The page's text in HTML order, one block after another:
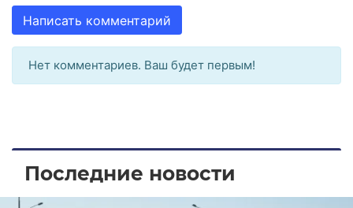
Написать комментарий
Нет комментариев. Ваш будет первым!
Последние новости